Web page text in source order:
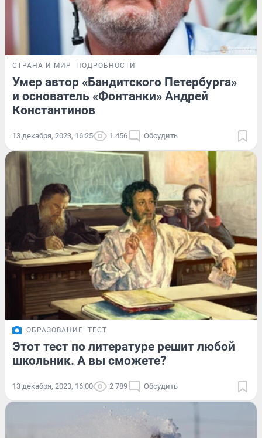
СТРАНА И МИР ПОДРОБНОСТИ
Умер автор «Бандитского Петербурга»
и основатель «Фонтанки» Андрей
Константинов
13 декабря, 2023, 16:25 1 456 Обсудить
ОБРАЗОВАНИЕ ТЕСТ
Этот тест по литературе решит любой
школьник. А вы сможете?
13 декабря, 2023, 16:00 2 789 Обсудить